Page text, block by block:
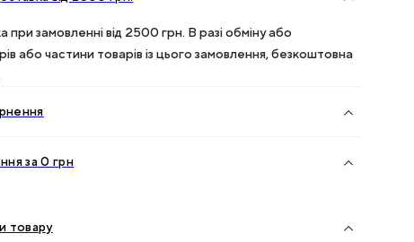
замовленні від 2500 грн. В разі обміну або
або частини товарів із цього замовлення, безкоштовна
за 0 грн
товару